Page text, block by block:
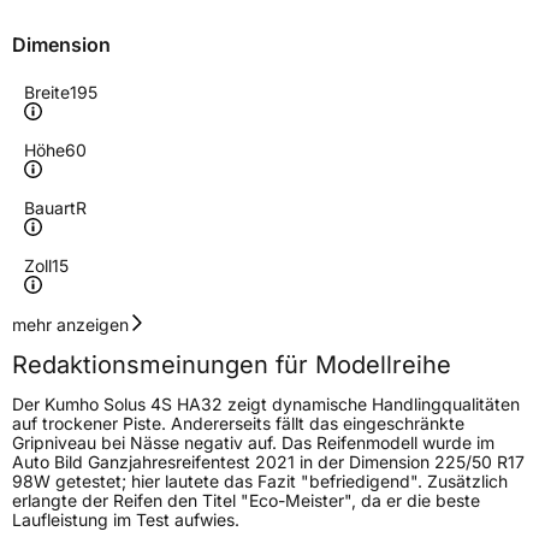
Dimension
Breite195
Höhe60
BauartR
Zoll15
Geschwindigkeitsindex
Höchstgeschwindigkeit
210 km/h
Lastindex88
Höchstlast560 kg
Generelle Merkmale
mehr anzeigen
Redaktionsmeinungen für Modellreihe
Der Kumho Solus 4S HA32 zeigt dynamische Handlingqualitäten
auf trockener Piste. Andererseits fällt das eingeschränkte
Gripniveau bei Nässe negativ auf. Das Reifenmodell wurde im
Auto Bild Ganzjahresreifentest 2021 in der Dimension 225/50 R17
98W getestet; hier lautete das Fazit "befriedigend". Zusätzlich
erlangte der Reifen den Titel "Eco-Meister", da er die beste
Laufleistung im Test aufwies.